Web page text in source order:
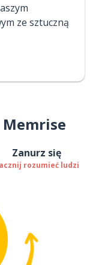
ze sztuczną
Zanurz się
rozumieć ludzi